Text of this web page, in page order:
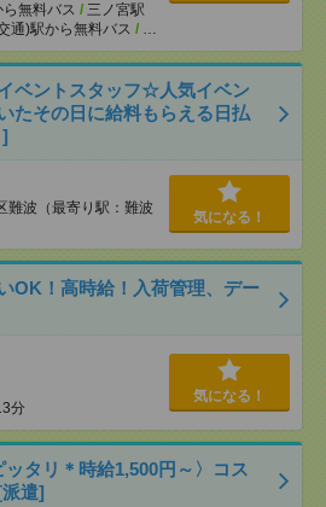
無料バス / 三ノ宮駅
通)駅から無料バス / …
ベントスタッフ☆人気イベン
たその日に給料もらえる日払
難波（最寄り駅：難波
気になる！
OK！高時給！入荷管理、デー
分
気になる！
ッタリ＊時給1,500円～〉コス
遣]